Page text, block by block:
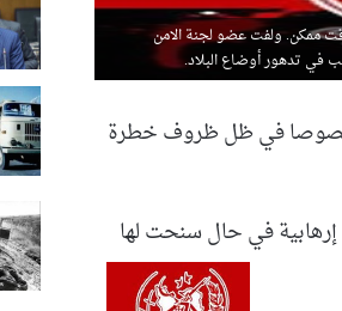
ممكن. ولفت عضو لجنة الامن
في تدهور أوضاع البلاد.
خصوصا في ظل ظروف خطرة
في حال سنحت لها